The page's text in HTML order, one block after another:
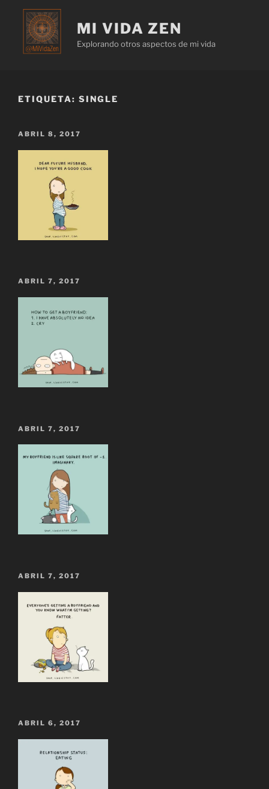
MI VIDA ZEN
Explorando otros aspectos de mi vida
ETIQUETA: SINGLE
ABRIL 8, 2017
ABRIL 7, 2017
ABRIL 7, 2017
ABRIL 7, 2017
ABRIL 6, 2017